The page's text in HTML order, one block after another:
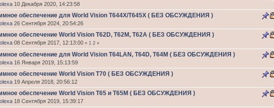
10 Декабря 2020, 14:23:58
обеспечение для World Vision T644X/T645X ( БЕЗ ОБСУЖДЕНИЯ )
26 Сентября 2024, 20:54:26
обеспечение World Vision T62D, Т62М, T62A ( БЕЗ ОБСУЖДЕНИЯ )
08 Сентября 2017, 12:13:00« 1 2 »
обеспечение для World Vision T64LAN, T64D, T64M ( БЕЗ ОБСУЖДЕНИЯ )
16 Января 2019, 15:13:59
обеспечение World Vision Т70 ( БЕЗ ОБСУЖДЕНИЯ )
19 Апреля 2018, 20:56:12
обеспечение World Vision Т65 и T65M ( БЕЗ ОБСУЖДЕНИЯ )
18 Сентября 2019, 15:39:17